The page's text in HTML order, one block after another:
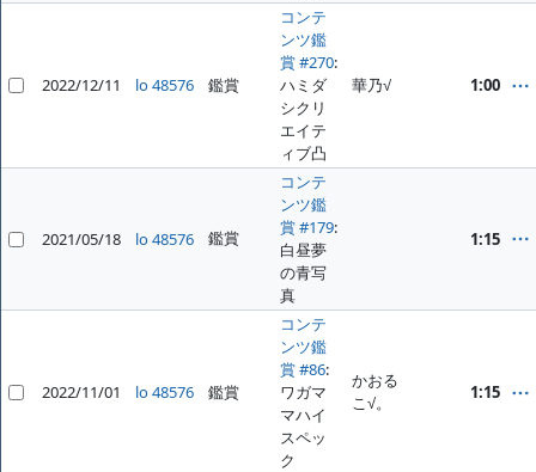
2022/12/11 lo 48576 鑑賞
コンテ
ンツ鑑
賞 #270:
ハミダ
シクリ
エイテ
ィブ凸
華乃√ 1:00
2021/05/18 lo 48576 鑑賞
コンテ
ンツ鑑
賞 #179:
白昼夢
の青写
真
1:15
2022/11/01 lo 48576 鑑賞
コンテ
ンツ鑑
賞 #86:
ワガマ
マハイ
スペッ
ク
かおる
こ√。
1:15